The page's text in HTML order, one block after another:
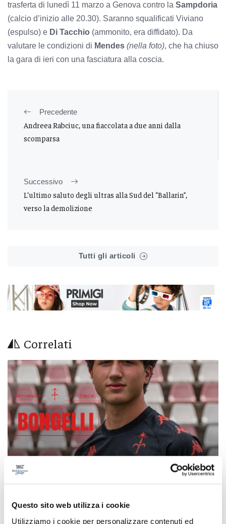
Questo sito web utilizza i cookie
Utilizziamo i cookie per personalizzare contenuti ed
trasferta di lunedì 11 marzo a Genova contro la Sampdoria
(calcio d’inizio alle 20.30). Saranno squalificati Viviano
(espulso) e Di Tacchio (ammonito, era diffidato). Da
valutare le condizioni di Mendes (nella foto), che ha chiuso
la gara di ieri con una fasciatura alla coscia.
Precedente
Andreea Rabciuc, una fiaccolata a due anni dalla
scomparsa
Successivo
L’ultimo saluto degli ultras alla Sud del “Ballarin”,
verso la demolizione
Tutti gli articoli
Correlati